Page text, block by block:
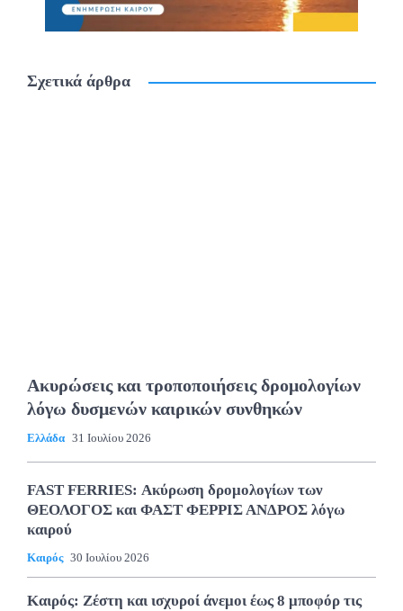
Σχετικά άρθρα
Ακυρώσεις και τροποποιήσεις δρομολογίων
λόγω δυσμενών καιρικών συνθηκών
Ελλάδα 31 Ιουλίου 2026
FAST FERRIES: Ακύρωση δρομολογίων των
ΘΕΟΛΟΓΟΣ και ΦΑΣΤ ΦΕΡΡΙΣ ΑΝΔΡΟΣ λόγω
καιρού
Καιρός 30 Ιουλίου 2026
Καιρός: Ζέστη και ισχυροί άνεμοι έως 8 μποφόρ τις